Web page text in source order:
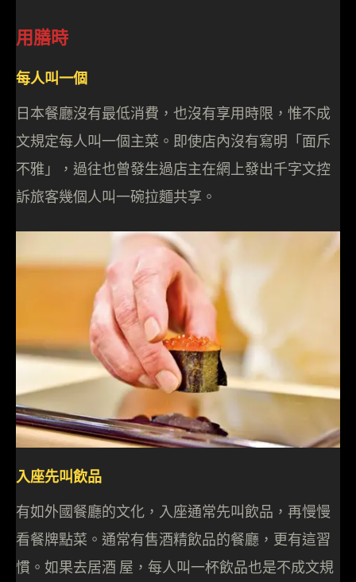
用膳時
每人叫一個
日本餐廳沒有最低消費，也沒有享用時限，惟不成
文規定每人叫一個主菜。即使店內沒有寫明「面斥
不雅」，過往也曾發生過店主在網上發出千字文控
訴旅客幾個人叫一碗拉麵共享。
入座先叫飲品
有如外國餐廳的文化，入座通常先叫飲品，再慢慢
看餐牌點菜。通常有售酒精飲品的餐廳，更有這習
慣。如果去居酒 屋，每人叫一杯飲品也是不成文規